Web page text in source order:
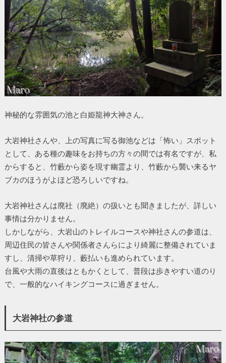
神秘的な雰囲気の池と白姫龍神大神さん。
大岩神社さんや、上の写真に写る御池などは「怖い」スポット
として、ある種の趣味をお持ちの方々の間では有名ですが、私
からすると、竹藪から姿を現す幽霊より、竹藪から襲い来るヤ
ブカのほうがよほど恐ろしいですね。
大岩神社さんは廃社（廃絶）の扱いとも聞きましたが、詳しい
事情は分かりません。
しかしながら、大岩山のトレイルコースや神社さんの参道は、
周辺住民の皆さんや関係者さんらにより綺麗に整備されていま
すし、清掃や草狩り、藪払いも進められています。
台風や大雨の直後はともかくとして、普段は歩きやすい道のり
で、一般的なハイキングコースに過ぎません。
大岩神社の参道